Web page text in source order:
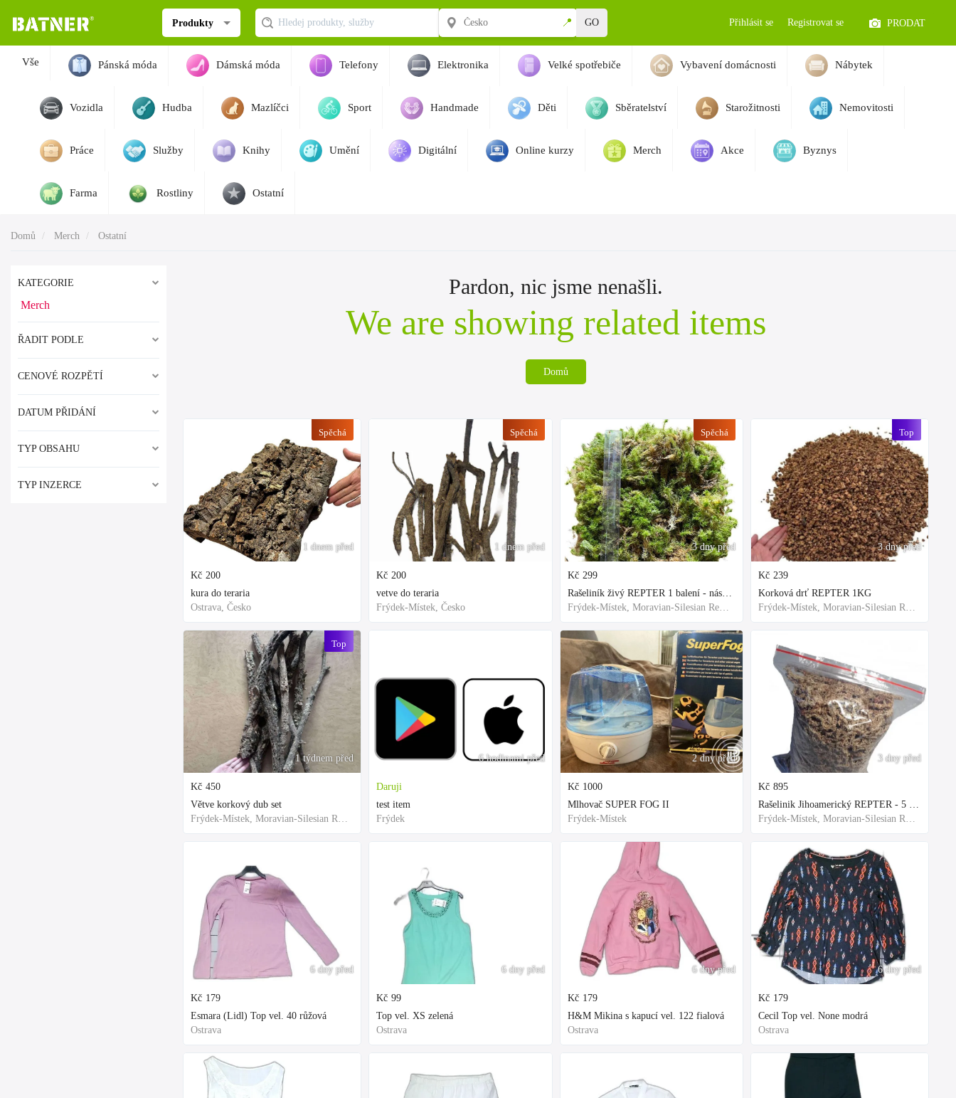
Produkty 📍 GO Přihlásit se Registrovat se PRODAT
Vše Pánská móda Dámská móda Telefony Elektronika Velké spotřebiče Vybavení domácnosti Nábytek
Vozidla Hudba Mazlíčci Sport Handmade Děti Sběratelství Starožitnosti Nemovitosti
Práce Služby Knihy Umění Digitální Online kurzy Merch Akce Byznys
Farma Rostliny Ostatní
Domů Merch Ostatní
KATEGORIE
Merch
ŘADIT PODLE
CENOVÉ ROZPĚTÍ
DATUM PŘIDÁNÍ
TYP OBSAHU
TYP INZERCE
Pardon, nic jsme nenašli.
We are showing related items
Domů
1 dnem před
Spěchá
Kč 200
kura do teraria
Ostrava, Česko
1 týdnem před
Top
Kč 450
Větve korkový dub set
Frýdek-Místek, Moravian-Silesian Region,Others
6 dny před
Kč 179
Esmara (Lidl) Top vel. 40 růžová
Ostrava
1 dnem před
Spěchá
Kč 200
vetve do teraria
Frýdek-Místek, Česko
6 hodinami před
Daruji
test item
Frýdek
6 dny před
Kč 99
Top vel. XS zelená
Ostrava
3 dny před
Spěchá
Kč 299
Rašeliník živý REPTER 1 balení - násada, TOP kvalita 30cm-30cm-8cm
Frýdek-Místek, Moravian-Silesian Region,Others
2 dny před
Kč 1000
Mlhovač SUPER FOG II
Frýdek-Místek
6 dny před
Kč 179
H&M Mikina s kapucí vel. 122 fialová
Ostrava
3 dny před
Top
Kč 239
Korková drť REPTER 1KG
Frýdek-Místek, Moravian-Silesian Region,Others
3 dny před
Kč 895
Rašelinik Jihoamerický REPTER - 5 balení - 500g -
Frýdek-Místek, Moravian-Silesian Region,Others
6 dny před
Kč 179
Cecil Top vel. None modrá
Ostrava